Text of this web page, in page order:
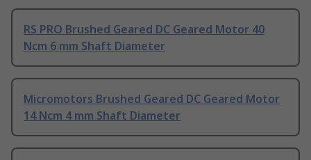
RS PRO Brushed Geared DC Geared Motor 40
Ncm 6 mm Shaft Diameter
Micromotors Brushed Geared DC Geared Motor
14 Ncm 4 mm Shaft Diameter